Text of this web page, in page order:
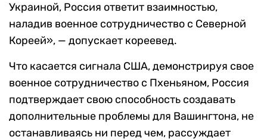
Украиной, Россия ответит взаимностью,
наладив военное сотрудничество с Северной
Кореей», — допускает кореевед.
Что касается сигнала США, демонстрируя свое
военное сотрудничество с Пхеньяном, Россия
подтверждает свою способность создавать
дополнительные проблемы для Вашингтона, не
останавливаясь ни перед чем, рассуждает